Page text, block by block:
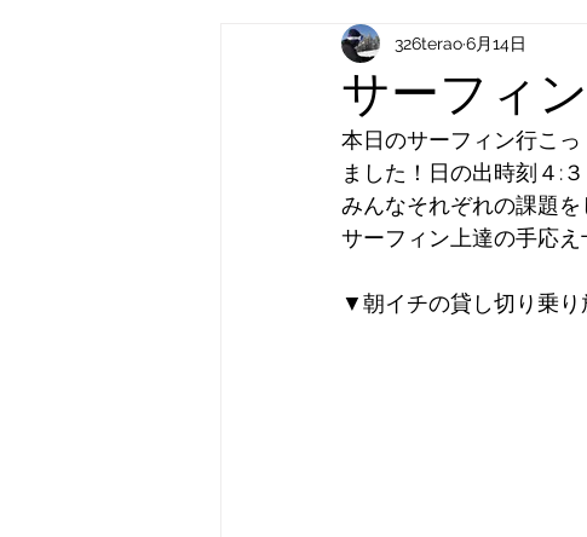
サーフィ
326terao6月14日
本日のサーフィン行こ
ました！日の出時刻４:
みんなそれぞれの課題を
サーフィン上達の手応
▼朝イチの貸し切り乗り